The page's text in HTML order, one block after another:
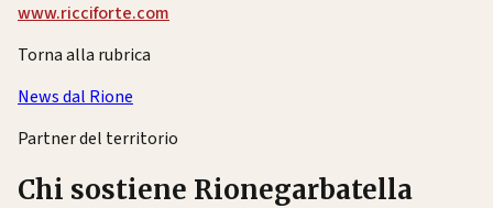
www.ricciforte.com
Torna alla rubrica
News dal Rione
Partner del territorio
Chi sostiene Rionegarbatella